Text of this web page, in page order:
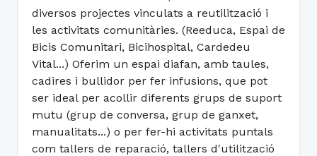
diversos projectes vinculats a reutilització i
les activitats comunitàries. (Reeduca, Espai de
Bicis Comunitari, Bicihospital, Cardedeu
Vital...) Oferim un espai diafan, amb taules,
cadires i bullidor per fer infusions, que pot
ser ideal per acollir diferents grups de suport
mutu (grup de conversa, grup de ganxet,
manualitats...) o per fer-hi activitats puntals
com tallers de reparació, tallers d'utilització